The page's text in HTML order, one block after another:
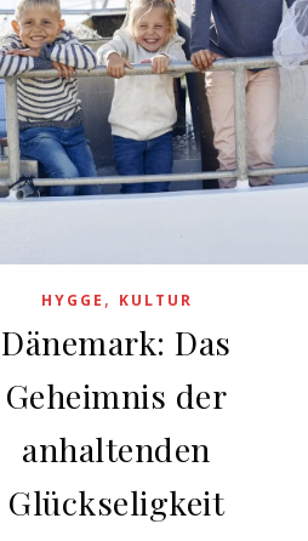
HYGGE , KULTUR
Dänemark: Das
Geheimnis der
anhaltenden
Glückseligkeit